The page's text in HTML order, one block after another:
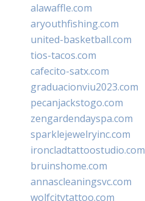
alawaffle.com
aryouthfishing.com
united-basketball.com
tios-tacos.com
cafecito-satx.com
graduacionviu2023.com
pecanjackstogo.com
zengardendayspa.com
sparklejewelryinc.com
ironcladtattoostudio.com
bruinshome.com
annascleaningsvc.com
wolfcitytattoo.com